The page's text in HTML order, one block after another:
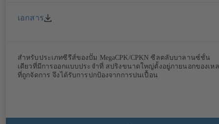
เอกสาร
สำหรับประเภทซีรีส์ของปั๊ม MegaCPK/CPKN ซีลตลับบาลานซ์ชั้น
เดียวที่มีการออกแบบประจำที่ สปริงขนาดใหญ่ตั้งอยู่ภายนอกของเห
ที่ถูกจัดการ จึงได้รับการปกป้องจากการปนเปื้อน